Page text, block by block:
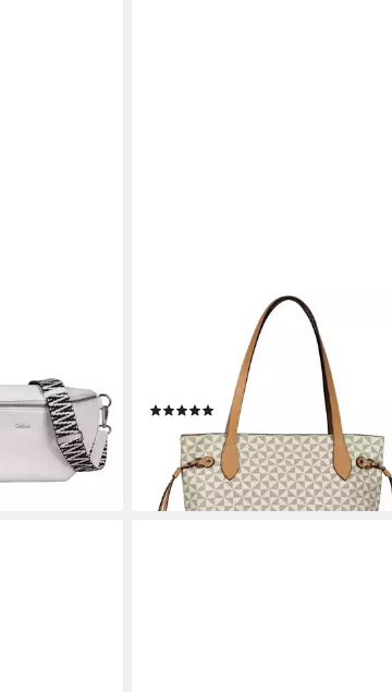
bei dir
Shopper Barina, aus Lederimitat mit
charakteristischem All-Over-Druck
und Metall Logo
(23)
63,00 €
lieferbar - in 1-2 Werktagen bei dir